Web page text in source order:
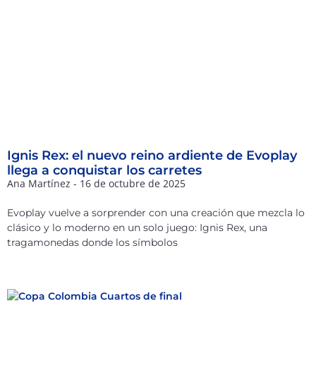
Ignis Rex: el nuevo reino ardiente de Evoplay
llega a conquistar los carretes
Ana Martínez 16 de octubre de 2025
Evoplay vuelve a sorprender con una creación que mezcla lo
clásico y lo moderno en un solo juego: Ignis Rex, una
tragamonedas donde los símbolos